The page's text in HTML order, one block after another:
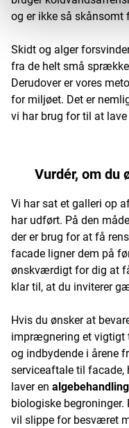
og er ikke så skånsomt
Skidt og alger
fra de helt små
Derudover er vores
for miljøet. Det er
vi har brug for til at
Vurdér, om du
Vi har sat et galleri op
har udført. På den
der er brug for at få
facade ligner dem på
ønskværdigt for dig at
klar til, at du inviterer
Hvis du ønsker at
imprægnering et vigtigt
og indbydende i årene
serviceaftale til facade,
laver en
biologiske begroninger.
vil slippe for besværet